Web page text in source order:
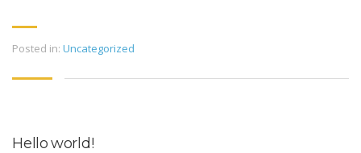
Posted in: Uncategorized
Hello world!